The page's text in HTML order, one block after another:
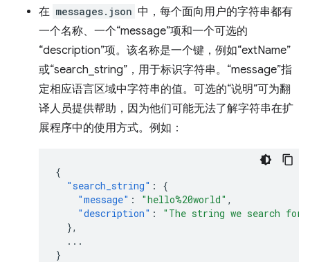
在 messages.json 中，每个面向用户的字符串都有
一个名称、一个“message”项和一个可选的
“description”项。该名称是一个键，例如“extName”
或“search_string”，用于标识字符串。“message”指
定相应语言区域中字符串的值。可选的“说明”可为翻
译人员提供帮助，因为他们可能无法了解字符串在扩
展程序中的使用方式。例如：
{
"search_string" :
{
"message" : "hello%20world" ,
"description" :
"The string we search for.
},
...
}